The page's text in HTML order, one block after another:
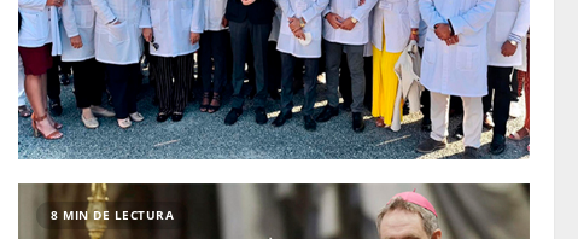
8 MIN DE LECTURA